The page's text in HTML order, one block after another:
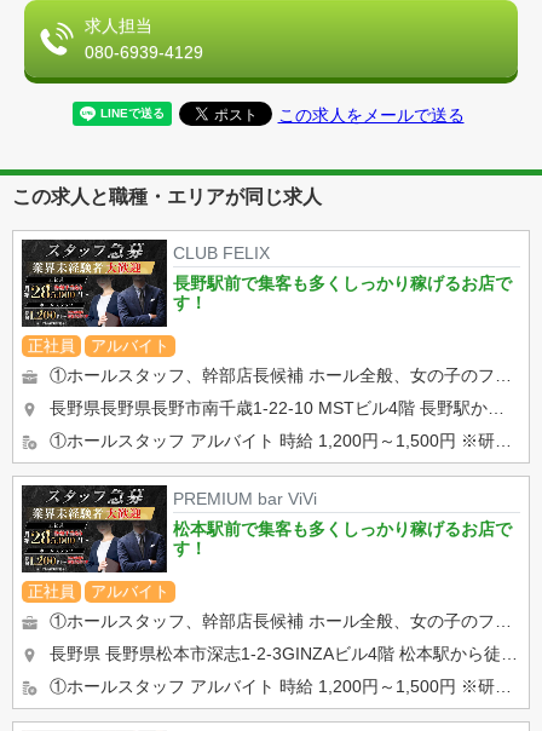
求人担当
080-6939-4129
この求人をメールで送る
この求人と職種・エリアが同じ求人
CLUB FELIX
長野駅前で集客も多くしっかり稼げるお店で
す！
正社員 アルバイト
長野県長野県長野市南千歳1-22-10 MSTビル4階 長野駅から徒歩1分
PREMIUM bar ViVi
松本駅前で集客も多くしっかり稼げるお店で
す！
正社員 アルバイト
長野県 長野県松本市深志1-2-3GINZAビル4階 松本駅から徒歩3分